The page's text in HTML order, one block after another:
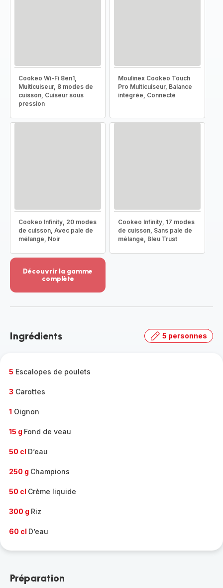
Cookeo Wi-Fi 8en1,
Multicuiseur, 8 modes de
cuisson, Cuiseur sous
pression
Moulinex Cookeo Touch
Pro Multicuiseur, Balance
intégrée, Connecté
Cookeo Infinity, 20 modes
de cuisson, Avec pale de
mélange, Noir
Cookeo Infinity, 17 modes
de cuisson, Sans pale de
mélange, Bleu Trust
Découvrir la gamme
complète
-
gamme
Ingrédients 5 personnes
5 Escalopes de poulets
3 Carottes
1 Oignon
15 g Fond de veau
50 cl D’eau
250 g Champions
50 cl Crème liquide
300 g Riz
60 cl D’eau
Préparation